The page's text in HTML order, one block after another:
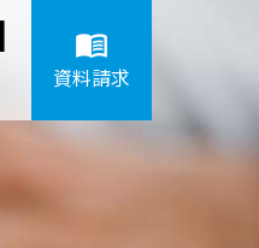
menu_book
資料請求